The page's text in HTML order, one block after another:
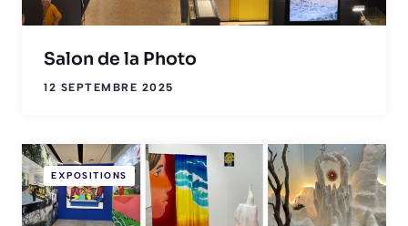
Salon de la Photo
12 SEPTEMBRE 2025
EXPOSITIONS